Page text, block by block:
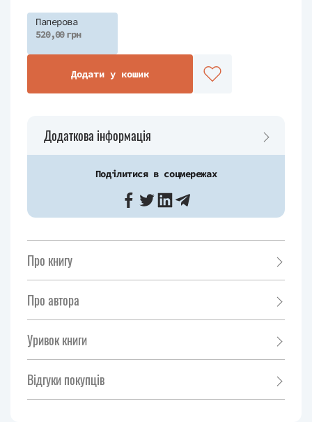
Паперова
520,00 грн
Додати у кошик
Додаткова інформація
Поділитися в соцмережах
Про книгу
Про автора
Уривок книги
Відгуки покупців